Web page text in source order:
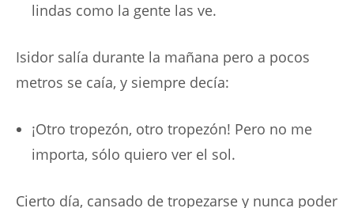
lindas como la gente las ve.
Isidor salía durante la mañana pero a pocos
metros se caía, y siempre decía:
¡Otro tropezón, otro tropezón! Pero no me
importa, sólo quiero ver el sol.
Cierto día, cansado de tropezarse y nunca poder